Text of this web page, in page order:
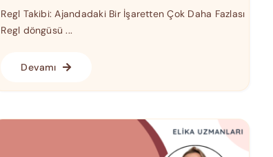
Regl Takibi: Ajandadaki Bir İşaretten Çok Daha Fazlası
Regl döngüsü ...
Devamı